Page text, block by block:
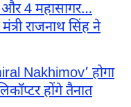
और 4 महासागर…
राजनाथ सिंह ने
Nakhimov’ होगा
होंगे तैनात